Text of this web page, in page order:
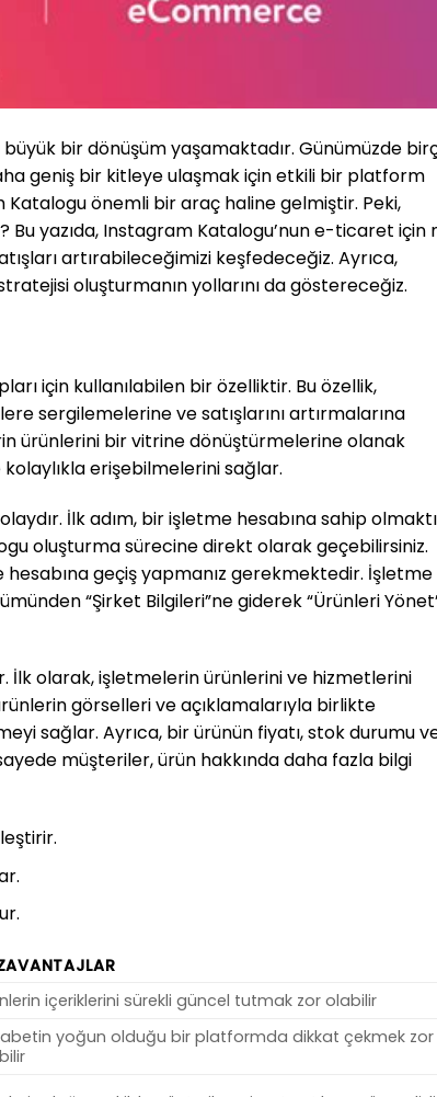
bir dönüşüm yaşamaktadır. Günümüzde
geniş bir kitleye ulaşmak için etkili bir platform
önemli bir araç haline gelmiştir. Peki,
yazıda, Instagram Katalogu’nun e-ticaret için
artırabileceğimizi keşfedeceğiz. Ayrıca,
oluşturmanın yollarını da göstereceğiz.
için kullanılabilen bir özelliktir. Bu özellik,
sergilemelerine ve satışlarını artırmalarına
ürünlerini bir vitrine dönüştürmelerine olanak
erişebilmelerini sağlar.
İlk adım, bir işletme hesabına sahip
oluşturma sürecine direkt olarak geçebilirsiniz.
geçiş yapmanız gerekmektedir. İşletme
“Şirket Bilgileri”ne giderek “Ürünleri
İlk olarak, işletmelerin ürünlerini ve hizmetlerini
görselleri ve açıklamalarıyla birlikte
sağlar. Ayrıca, bir ürünün fiyatı, stok durumu
müşteriler, ürün hakkında daha fazla bilgi
içeriklerini sürekli güncel tutmak zor olabilir
yoğun olduğu bir platformda dikkat çekmek zor